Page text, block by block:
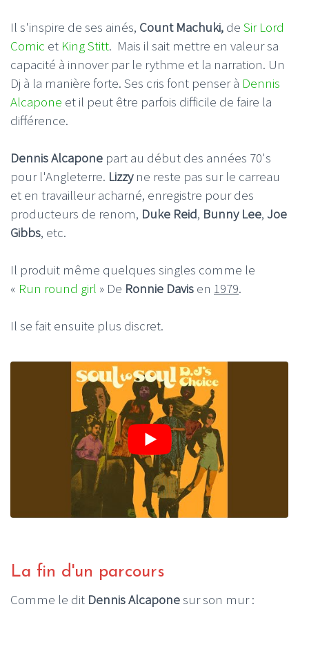
Il s'inspire de ses ainés, Count Machuki, de Sir Lord
Comic et King Stitt. Mais il sait mettre en valeur sa
capacité à innover par le rythme et la narration. Un
Dj à la manière forte. Ses cris font penser à Dennis
Alcapone et il peut être parfois difficile de faire la
différence.
Dennis Alcapone part au début des années 70's
pour l'Angleterre. Lizzyne reste pas sur le carreau
et en travailleur acharné, enregistre pour des
producteurs de renom, Duke Reid, Bunny Lee, Joe
Gibbs, etc.
Il produit même quelques singles comme le
« Run round girl » De Ronnie Davis en 1979.
Il se fait ensuite plus discret.
La fin d'un parcours
Comme le dit Dennis Alcaponesur son mur :